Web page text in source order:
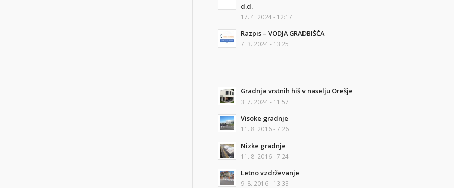
d.d.
17. 4. 2024 - 12:17
Razpis – VODJA GRADBIŠČA
7. 3. 2024 - 13:25
Gradnja vrstnih hiš v naselju Orešje
3. 7. 2024 - 11:57
Visoke gradnje
11. 8. 2016 - 7:26
Nizke gradnje
11. 8. 2016 - 7:24
Letno vzdrževanje
9. 8. 2016 - 13:33